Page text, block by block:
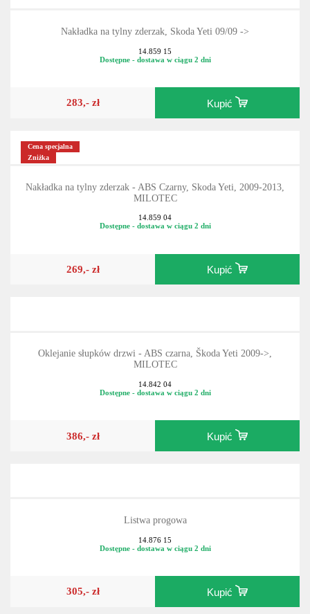
Nakładka na tylny zderzak, Skoda Yeti 09/09 ->
14.859 15
Dostępne - dostawa w ciągu 2 dni
283,- zł Kupić
Cena specjalna
Zniżka
Nakładka na tylny zderzak - ABS Czarny, Skoda Yeti, 2009-2013,
MILOTEC
14.859 04
Dostępne - dostawa w ciągu 2 dni
269,- zł Kupić
Oklejanie słupków drzwi - ABS czarna, Škoda Yeti 2009->,
MILOTEC
14.842 04
Dostępne - dostawa w ciągu 2 dni
386,- zł Kupić
Listwa progowa
14.876 15
Dostępne - dostawa w ciągu 2 dni
305,- zł Kupić